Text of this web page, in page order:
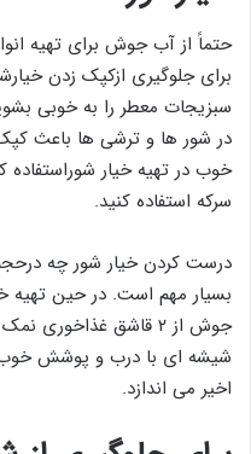
حتماً از آب جوش برای تهیه
برای جلوگیری ازکپک زدن
سبزیجات معطر را به خوبی
در شور ها و ترشی ها باعث
سرکه استفاده کنید.
درست کردن خیار شور چه
بسیار مهم است. در حین تهیه
جوش از ۲ قاشق
شیشه ای با درب و پوشش خوب
اخیر می اندازد.